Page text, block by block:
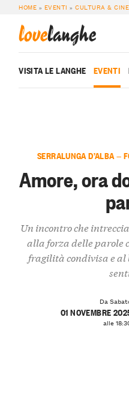
HOME » EVENTI »CULTURA &
lovelanghe
VISITA LE LANGHE EVENTI
SERRALUNGA D’ALBA —
Amore, ora
Un incontro che
alla forza delle parole
fragilità condivisa e al
Da
01 NOVEMBRE
alle